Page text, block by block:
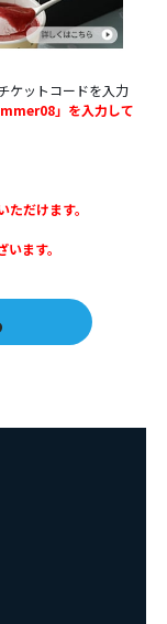
ケットコードを入力
」 を入力して
だけます。
ます。